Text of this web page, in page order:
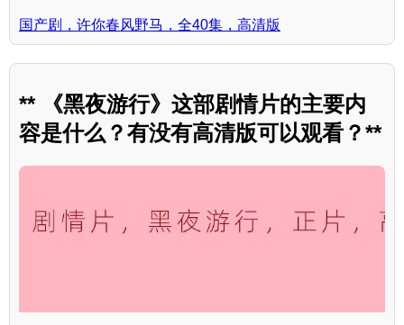
国产剧，许你春风野马，全40集，高清版
** 《黑夜游行》这部剧情片的主要内
容是什么？有没有高清版可以观看？**